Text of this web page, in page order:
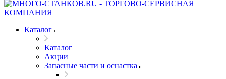
Каталог
Каталог
Акции
Запасные части и оснастка